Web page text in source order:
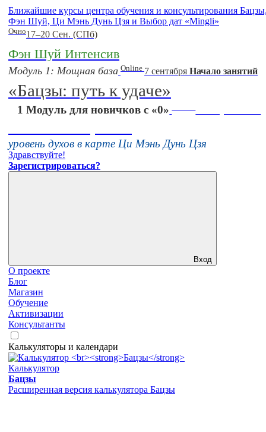
Ближайшие курсы центра обучения и консультирования
Фэн Шуй, Ци Мэнь Дунь Цзя и Выбор дат «Mingli»
Очно17–20 Сен. (СПб)
Фэн Шуй Интенсив
Модуль 1: Мощная база Online 7 сентября Начало занятий
«Бацзы: путь к удаче»
1 Модуль для новичков с «0» 16 августа 11:00
уровень духов в карте Ци Мэнь Дунь Цзя
Здравствуйте!
Зарегистрироваться?
Вход
О проекте
Блог
Магазин
Обучение
Активизации
Консультанты
Калькуляторы и календари
Калькулятор
Бацзы
Расширенная версия калькулятора Бацзы